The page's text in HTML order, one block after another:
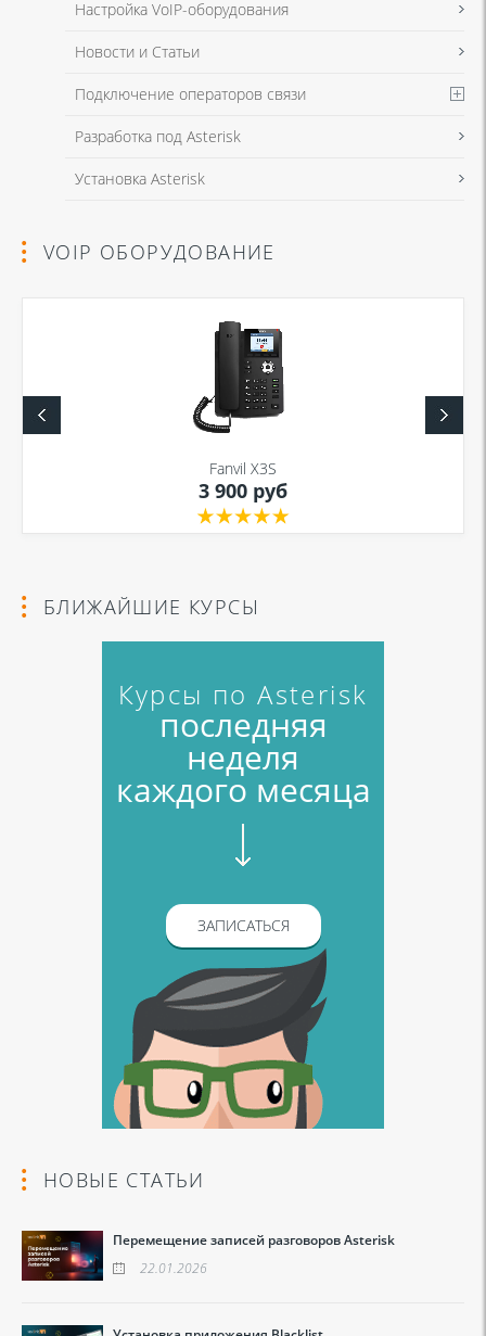
Настройка VoIP-оборудования
Новости и Статьи
Подключение операторов связи
Разработка под Asterisk
Установка Asterisk
VOIP ОБОРУДОВАНИЕ
Fanvil X3S
3 900 руб
БЛИЖАЙШИЕ КУРСЫ
Курсы по Asterisk
последняя
неделя
каждого месяца
ЗАПИСАТЬСЯ
НОВЫЕ СТАТЬИ
Перемещение записей разговоров Asterisk
22.01.2026